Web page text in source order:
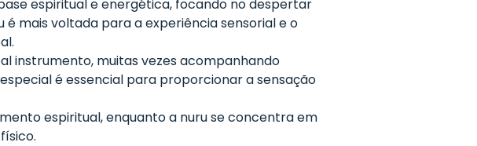
espiritual e energética, focando no despertar
é mais voltada para a experiência sensorial e o
instrumento, muitas vezes acompanhando
é essencial para proporcionar a sensação
espiritual, enquanto a nuru se concentra em